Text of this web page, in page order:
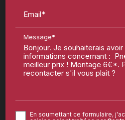
Email*
Message*
En soumettant ce formulaire,